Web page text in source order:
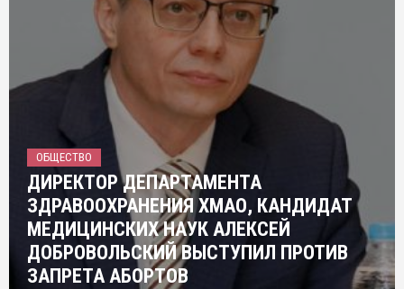
ОБЩЕСТВО
ДИРЕКТОР ДЕПАРТАМЕНТА
ЗДРАВООХРАНЕНИЯ ХМАО, КАНДИДАТ
МЕДИЦИНСКИХ НАУК АЛЕКСЕЙ
ДОБРОВОЛЬСКИЙ ВЫСТУПИЛ ПРОТИВ
ЗАПРЕТА АБОРТОВ